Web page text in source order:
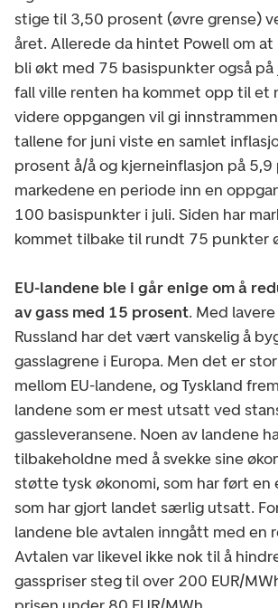
stige til 3,50 prosent (øvre grense)
året. Allerede da hintet Powell om
bli økt med 75 basispunkter også
fall ville renten ha kommet opp til et
videre oppgangen vil gi
tallene for juni viste en samlet
prosent å/å og kjerneinflasjon på
markedene en periode inn en
100 basispunkter i juli. Siden har
kommet tilbake til rundt 75 punkter
EU-landene ble i går enige om å
av gass med 15 prosent. Med
Russland har det vært vanskelig å
gasslagrene i Europa. Men det er
mellom EU-landene, og Tyskland
landene som er mest utsatt ved
gassleveransene. Noen av landene
tilbakeholdne med å svekke sine
støtte tysk økonomi, som har ført en
som har gjort landet særlig utsatt.
landene ble avtalen inngått med en
Avtalen var likevel ikke nok til å
gasspriser steg til over 200 EUR/